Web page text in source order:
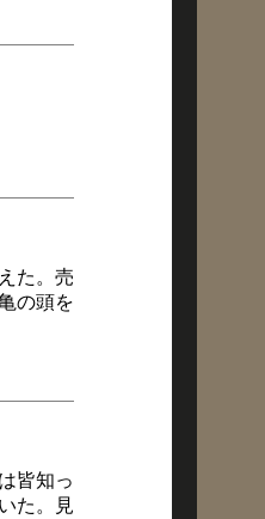
た。売
の頭を
皆知っ
た。見